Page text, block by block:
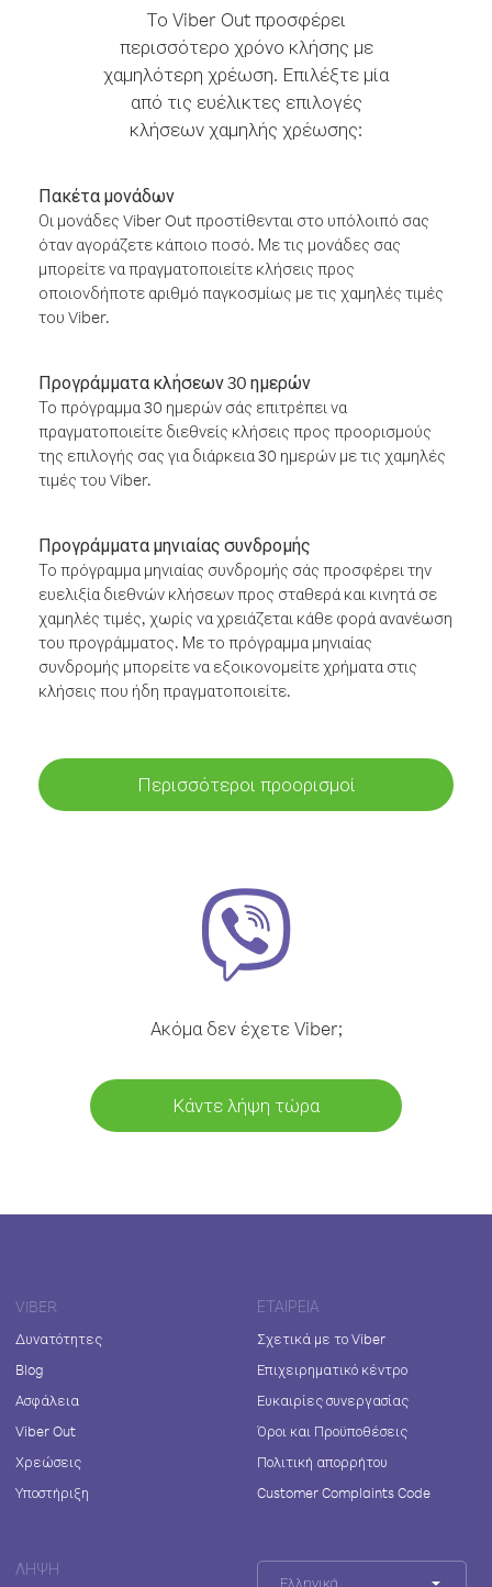
Το Viber Out προσφέρει
περισσότερο χρόνο κλήσης με
χαμηλότερη χρέωση. Επιλέξτε μία
από τις ευέλικτες επιλογές
κλήσεων χαμηλής χρέωσης:
Πακέτα μονάδων
Οι μονάδες Viber Out προστίθενται στο υπόλοιπό σας
όταν αγοράζετε κάποιο ποσό. Με τις μονάδες σας
μπορείτε να πραγματοποιείτε κλήσεις προς
οποιονδήποτε αριθμό παγκοσμίως με τις χαμηλές τιμές
του Viber.
Προγράμματα κλήσεων 30 ημερών
Το πρόγραμμα 30 ημερών σάς επιτρέπει να
πραγματοποιείτε διεθνείς κλήσεις προς προορισμούς
της επιλογής σας για διάρκεια 30 ημερών με τις χαμηλές
τιμές του Viber.
Προγράμματα μηνιαίας συνδρομής
Το πρόγραμμα μηνιαίας συνδρομής σάς προσφέρει την
ευελιξία διεθνών κλήσεων προς σταθερά και κινητά σε
χαμηλές τιμές, χωρίς να χρειάζεται κάθε φορά ανανέωση
του προγράμματος. Με το πρόγραμμα μηνιαίας
συνδρομής μπορείτε να εξοικονομείτε χρήματα στις
κλήσεις που ήδη πραγματοποιείτε.
Περισσότεροι προορισμοί
Ακόμα δεν έχετε Viber;
Κάντε λήψη τώρα
VIBER
Δυνατότητες
Blog
Ασφάλεια
Viber Out
Χρεώσεις
Υποστήριξη
ΕΤΑΙΡΕΊΑ
Σχετικά με το Viber
Επιχειρηματικό κέντρο
Ευκαιρίες συνεργασίας
Όροι και Προϋποθέσεις
Πολιτική απορρήτου
Customer Complaints Code
ΛΉΨΗ
Ελληνικά